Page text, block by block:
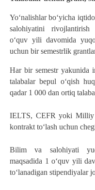
Yo‘nalishlar bo‘yicha
salohiyatini rivojlantirish
o‘quv yili davomida
uchun bir semestrlik
Har bir semestr yakunida
talabalar bepul o‘qish
qadar 1 000 dan ortiq
IELTS, CEFR yoki Milliy
kontrakt to‘lash uchun
Bilim va salohiyati
maqsadida 1 oʻquv yili
to‘lanadigan stipendiyalar